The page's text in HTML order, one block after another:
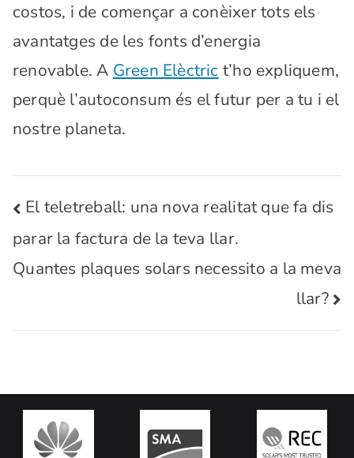
costos, i de començar a conèixer tots els
avantatges de les fonts d’energia
renovable. A Green Elèctric t’ho expliquem,
perquè l’autoconsum és el futur per a tu i el
nostre planeta.
El teletreball: una nova realitat que fa dis
parar la factura de la teva llar.
Quantes plaques solars necessito a la meva
llar?